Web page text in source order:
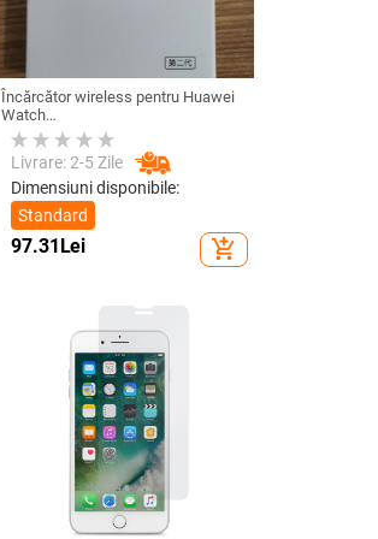
Încărcător wireless pentru Huawei
Watch
GT6/GT5/Watch5/Watch4/GT4 –
corp metalic, încărcare magnetică,
QC 3.0 încărcare rapidă, ieșire 5W
Livrare: 2-5 Zile
Dimensiuni disponibile:
Standard
97.31Lei add_shopping_cart